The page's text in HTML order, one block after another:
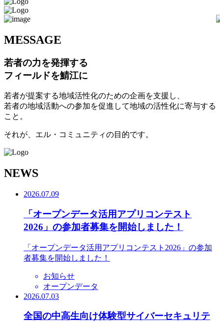
MESSAGE
若者の力を発揮する
フィールドを鯖江に
若者が提案する地域活性化のための企画を支援し、
若者の地域活動への参加を促進して地域の活性化に寄与する
こと。
それが、エル・コミュニティの目的です。
NEWS
2026.07.09
「オープンデータ活用アプリコンテスト
2026」の参加者募集を開始しました！
「オープンデータ活用アプリコンテスト2026」の参加
者募集を開始しました！
お知らせ
オープンデータ
2026.07.03
全国の中高生向け体験型サイバーセキュリテ